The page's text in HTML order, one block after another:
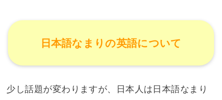
日本語なまりの英語について
少し話題が変わりますが、日本人は日本語なまり